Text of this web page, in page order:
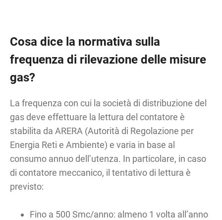
Cosa dice la normativa sulla
frequenza di rilevazione delle misure
gas?
La frequenza con cui la società di distribuzione del
gas deve effettuare la lettura del contatore è
stabilita da ARERA (Autorità di Regolazione per
Energia Reti e Ambiente) e varia in base al
consumo annuo dell’utenza. In particolare, in caso
di contatore meccanico, il tentativo di lettura è
previsto:
Fino a 500 Smc/anno: almeno 1 volta all’anno